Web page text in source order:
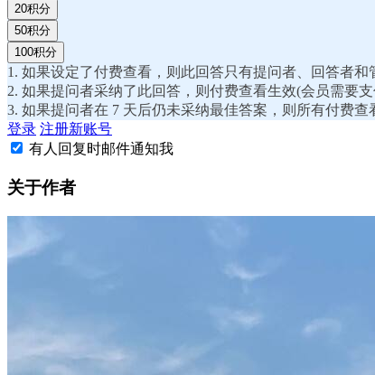
20积分
50积分
100积分
1. 如果设定了付费查看，则此回答只有提问者、回答者和
2. 如果提问者采纳了此回答，则付费查看生效(会员需要
3. 如果提问者在 7 天后仍未采纳最佳答案，则所有付费查
登录 注册新账号
有人回复时邮件通知我
关于作者